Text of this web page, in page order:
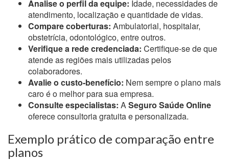
Analise o perfil da equipe: Idade, necessidades de
atendimento, localização e quantidade de vidas.
Compare coberturas: Ambulatorial, hospitalar,
obstetrícia, odontológico, entre outros.
Verifique a rede credenciada: Certifique-se de que
atende as regiões mais utilizadas pelos
colaboradores.
Avalie o custo-benefício: Nem sempre o plano mais
caro é o melhor para sua empresa.
Consulte especialistas: ASeguro Saúde Online
oferece consultoria gratuita e personalizada.
Exemplo prático de comparação entre
planos